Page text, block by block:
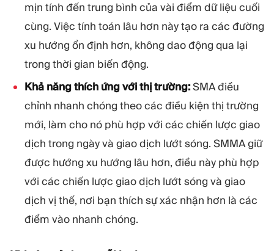
mịn tính đến trung bình của vài điểm dữ liệu cuối
cùng. Việc tính toán lâu hơn này tạo ra các đường
xu hướng ổn định hơn, không dao động qua lại
trong thời gian biến động.
Khả năng thích ứng với thị trường:SMA điều
chỉnh nhanh chóng theo các điều kiện thị trường
mới, làm cho nó phù hợp với các chiến lược giao
dịch trong ngày và giao dịch lướt sóng. SMMA giữ
được hướng xu hướng lâu hơn, điều này phù hợp
với các chiến lược giao dịch lướt sóng và giao
dịch vị thế, nơi bạn thích sự xác nhận hơn là các
điểm vào nhanh chóng.